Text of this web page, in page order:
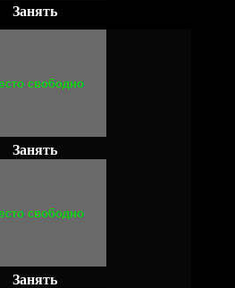
Занять
Занять
Занять